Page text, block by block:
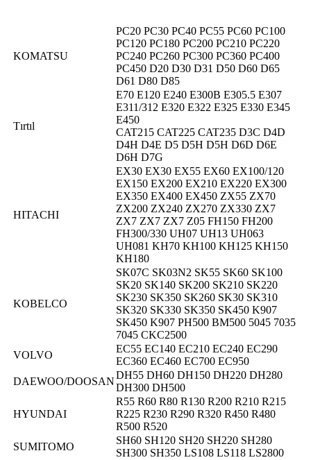
KOMATSU
PC20 PC30 PC40 PC55 PC60 PC100
PC120 PC180 PC200 PC210 PC220
PC240 PC260 PC300 PC360 PC400
PC450 D20 D30 D31 D50 D60 D65
D61 D80 D85
Tırtıl
E70 E120 E240 E300B E305.5 E307
E311/312 E320 E322 E325 E330 E345
E450
CAT215 CAT225 CAT235 D3C D4D
D4H D4E D5 D5H D5H D6D D6E
D6H D7G
HITACHI
EX30 EX30 EX55 EX60 EX100/120
EX150 EX200 EX210 EX220 EX300
EX350 EX400 EX450 ZX55 ZX70
ZX200 ZX240 ZX270 ZX330 ZX7
ZX7 ZX7 ZX7 Z05 FH150 FH200
FH300/330 UH07 UH13 UH063
UH081 KH70 KH100 KH125 KH150
KH180
KOBELCO
SK07C SK03N2 SK55 SK60 SK100
SK20 SK140 SK200 SK210 SK220
SK230 SK350 SK260 SK30 SK310
SK320 SK330 SK350 SK450 K907
SK450 K907 PH500 BM500 5045 7035
7045 CKC2500
VOLVO
EC55 EC140 EC210 EC240 EC290
EC360 EC460 EC700 EC950
DAEWOO/DOOSAN
DH55 DH60 DH150 DH220 DH280
DH300 DH500
HYUNDAI
R55 R60 R80 R130 R200 R210 R215
R225 R230 R290 R320 R450 R480
R500 R520
SUMITOMO
SH60 SH120 SH20 SH220 SH280
SH300 SH350 LS108 LS118 LS2800